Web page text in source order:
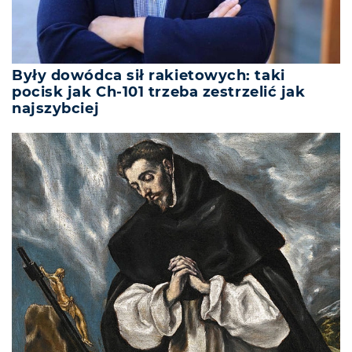
Były dowódca sił rakietowych: taki
pocisk jak Ch-101 trzeba zestrzelić jak
najszybciej